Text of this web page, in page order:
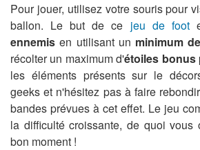
Pour jouer, utilisez votre souris pour
ballon. Le but de ce jeu de foot
ennemis en utilisant un minimum
récolter un maximum d'étoiles bonus
les éléments présents sur le
geeks et n'hésitez pas à faire
bandes prévues à cet effet. Le jeu
la difficulté croissante, de quoi vous
bon moment !